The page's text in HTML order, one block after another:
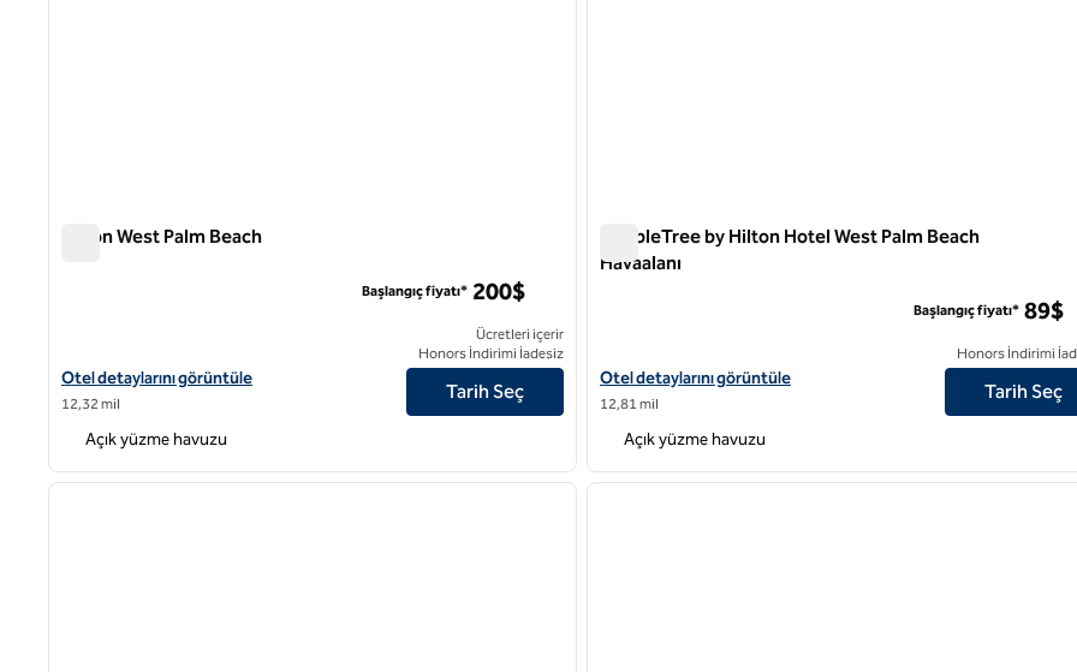
Hilton West Palm Beach
Hilton West Palm Beach için otel detaylarını görüntüleyin
Otel detaylarını görüntüle
12,32 mil
Başlangıç fiyatı* 200$
Ücretleri içerir
Honors İndirimi İadesiz
Tarih Seç
Açık yüzme havuzu
DoubleTree by Hilton Hotel West Palm Beach
Havaalanı
DoubleTree by Hilton Hotel West Palm Beach Airport için otel
Otel detaylarını görüntüle
12,81 mil
Başlangıç fiyatı* 89$
Honors İndirimi
Tarih Seç
Açık yüzme havuzu
1 / 12
sonraki görsel
1 / 12